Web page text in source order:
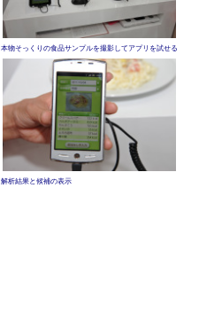
本物そっくりの食品サンプルを撮影してアプリを試せる
解析結果と候補の表示